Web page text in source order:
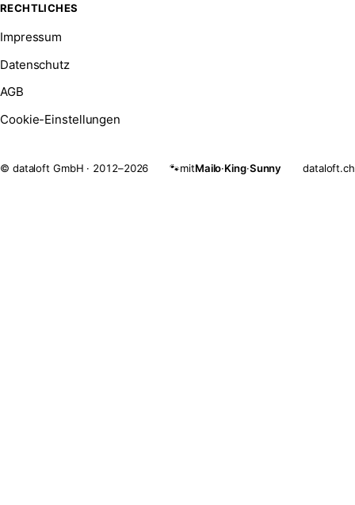
RECHTLICHES
Impressum
Datenschutz
AGB
Cookie-Einstellungen
© dataloft GmbH · 2012–2026 mitMailo·King·Sunny dataloft.ch